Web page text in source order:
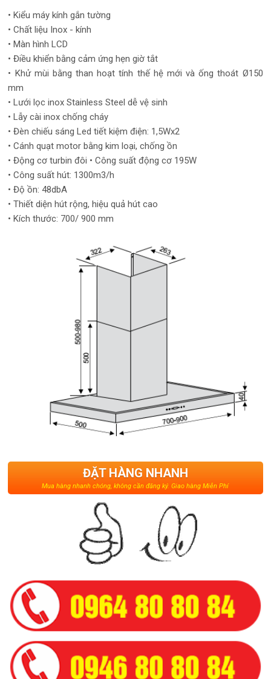
• Kiểu máy kính gắn tường
• Chất liệu Inox - kính
• Màn hình LCD
• Điều khiển bằng cảm ứng hẹn giờ tắt
• Khử mùi bằng than hoạt tính thế hệ mới và ống thoát Ø150
mm
• Lưới lọc inox Stainless Steel dễ vệ sinh
• Lẫy cài inox chống cháy
• Đèn chiếu sáng Led tiết kiệm điện: 1,5Wx2
• Cánh quạt motor bằng kim loại, chống ồn
• Động cơ turbin đôi • Công suất động cơ 195W
• Công suất hút: 1300m3/h
• Độ ồn: 48dbA
• Thiết diện hút rộng, hiệu quả hút cao
• Kích thước: 700/ 900 mm
ĐẶT HÀNG NHANH
Mua hàng nhanh chóng, không cần đăng ký. Giao hàng Miễn Phí